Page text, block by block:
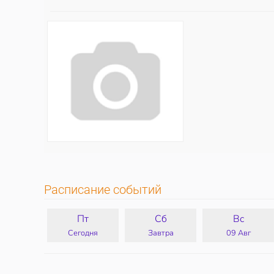
Расписание событий
Пт
Сегодня
Сб
Завтра
Вс
09 Авг